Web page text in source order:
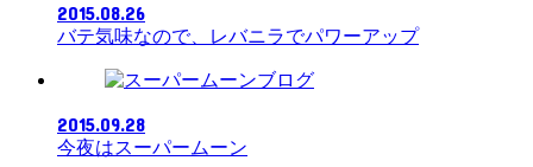
2015.08.26
バテ気味なので、レバニラでパワーアップ
ブログ
2015.09.28
今夜はスーパームーン